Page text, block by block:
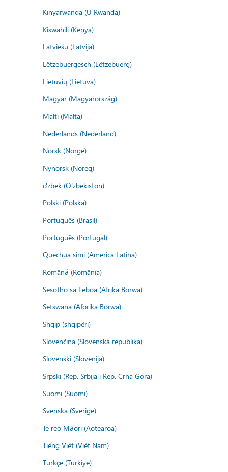
Kinyarwanda (U Rwanda)
Kiswahili (Kenya)
Latviešu (Latvija)
Lëtzebuergesch (Lëtzebuerg)
Lietuvių (Lietuva)
Magyar (Magyarország)
Malti (Malta)
Nederlands (Nederland)
Norsk (Norge)
Nynorsk (Noreg)
o'zbek (O'zbekiston)
Polski (Polska)
Português (Brasil)
Português (Portugal)
Quechua simi (America Latina)
Română (România)
Sesotho sa Leboa (Afrika Borwa)
Setswana (Aforika Borwa)
Shqip (shqipëri)
Slovenčina (Slovenská republika)
Slovenski (Slovenija)
Srpski (Rep. Srbija i Rep. Crna Gora)
Suomi (Suomi)
Svenska (Sverige)
Te reo Māori (Aotearoa)
Tiếng Việt (Việt Nam)
Türkçe (Türkiye)